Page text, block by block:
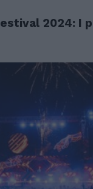
2024: I